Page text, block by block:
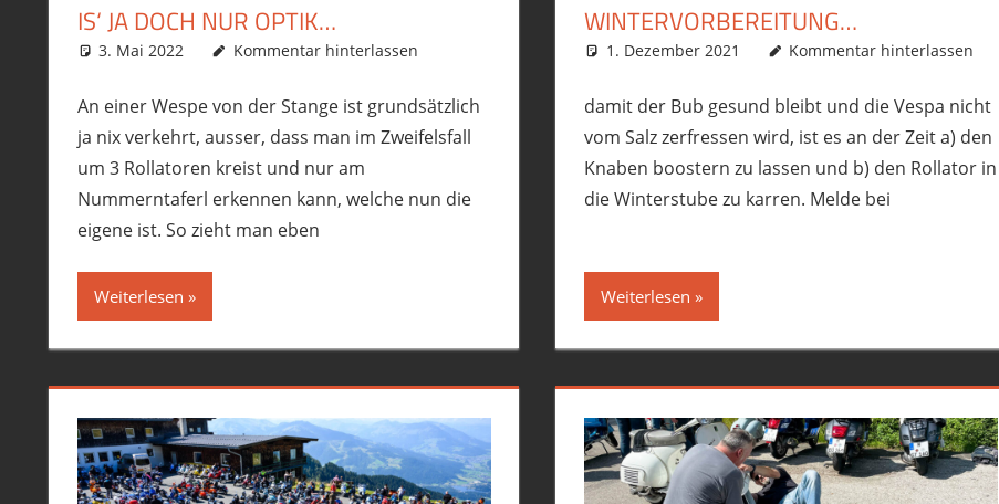
IS‘ JA DOCH NUR OPTIK…
3. Mai 2022 phil
Allgemein,Ausrüstung/Equipment Roller , Vespa GTS300
Kommentar hinterlassen
An einer Wespe von der Stange ist grundsätzlich
ja nix verkehrt, ausser, dass man im Zweifelsfall
um 3 Rollatoren kreist und nur am
Nummerntaferl erkennen kann, welche nun die
eigene ist. So zieht man eben
Weiterlesen
WINTERVORBEREITUNG…
1. Dezember 2021 phil
Allgemein,Motorrad,Roller
Kommentar hinterlassen
damit der Bub gesund bleibt und die Vespa nicht
vom Salz zerfressen wird, ist es an der Zeit a) den
Knaben boostern zu lassen und b) den Rollator in
die Winterstube zu karren. Melde bei
Weiterlesen